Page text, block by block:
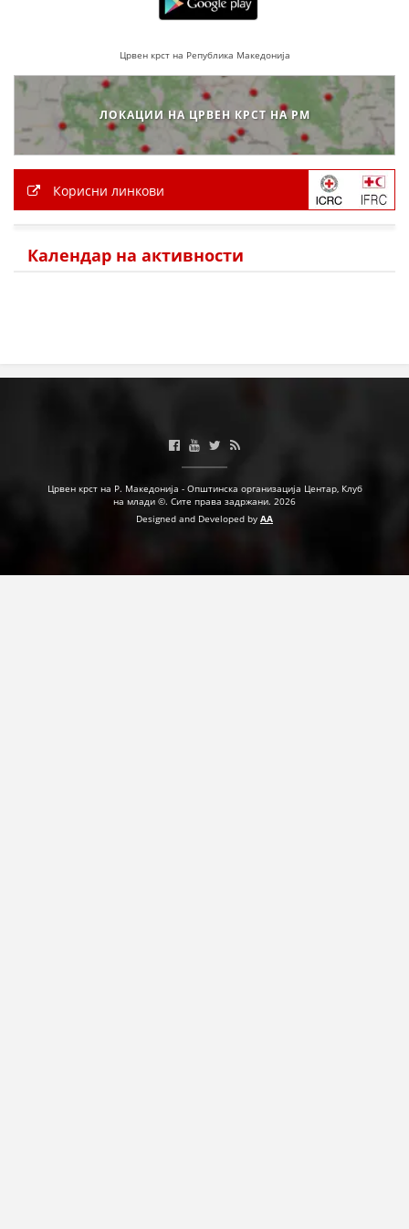
ЕДУКАТИВНО ИНФОРМАТИВНИ МАТЕРИЈАЛИ
БРОШУРИ
ПОСТЕРИ
Црвен крст на Република Македонија
ЛОКАЦИИ НА ЦРВЕН КРСТ НА РМ
Корисни линкови
Календар на активности
Црвен крст на Р. Македонија - Општинска организација Центар, Клуб
на млади ©. Сите права задржани. 2026
Designed and Developed by AA